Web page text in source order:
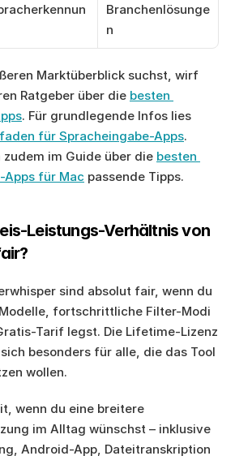
Branchenlösunge
n
Marktüberblick suchst, wirf
Ratgeber über die besten
. Für grundlegende Infos lies
für Spracheingabe-Apps.
im Guide über die besten
Apps für Mac passende Tipps.
Leistungs-Verhältnis von
sind absolut fair, wenn du
fortschrittliche Filter-Modi
Tarif legst. Die Lifetime-Lizenz
besonders für alle, die das Tool
wollen.
wenn du eine breitere
im Alltag wünschst – inklusive
Android-App, Dateitranskription